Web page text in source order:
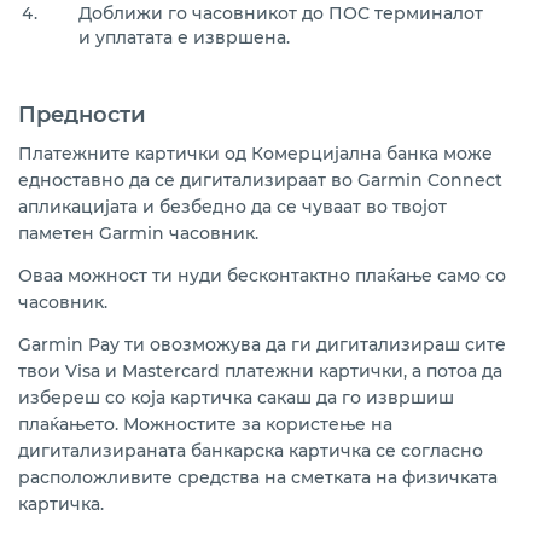
Доближи го часовникот до ПОС терминалот
и уплатата е извршена.
Предности
Платежните картички од Комерцијална банка може
едноставно да се дигитализираат во Garmin Connect
апликацијата и безбедно да се чуваат во твојот
паметен Garmin часовник.
Оваа можност ти нуди бесконтактно плаќање само со
часовник.
Garmin Pay ти овозможува да ги дигитализираш сите
твои Visa и Mastercard платежни картички, а потоа да
избереш со која картичка сакаш да го извршиш
плаќањето. Можностите за користење на
дигитализираната банкарска картичка се согласно
расположливите средства на сметката на физичката
картичка.